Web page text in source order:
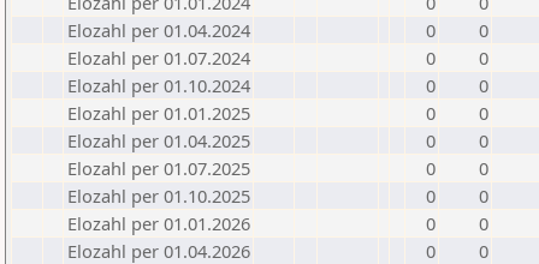
Elozahl per 01.04.2024
0
0
Elozahl per 01.07.2024
0
0
Elozahl per 01.10.2024
0
0
Elozahl per 01.01.2025
0
0
Elozahl per 01.04.2025
0
0
Elozahl per 01.07.2025
0
0
Elozahl per 01.10.2025
0
0
Elozahl per 01.01.2026
0
0
Elozahl per 01.04.2026
0
0